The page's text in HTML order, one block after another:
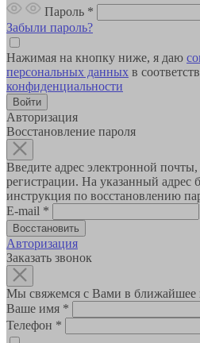
Пароль *
Забыли пароль?
Нажимая на кнопку ниже, я даю
персональных данных в
конфиденциальности
Авторизация
Восстановление пароля
Введите адрес электронной
регистрации. На указанный адрес
инструкция по восстановлению
E-mail *
Авторизация
Заказать звонок
Мы свяжемся с Вами в ближайшее
Ваше имя *
Телефон *